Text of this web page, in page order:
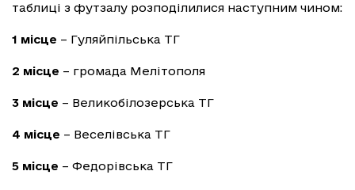
таблиці з футзалу розподілилися наступним чином:
1 місце – Гуляйпільська ТГ
2 місце – громада Мелітополя
3 місце – Великобілозерська ТГ
4 місце – Веселівська ТГ
5 місце – Федорівська ТГ